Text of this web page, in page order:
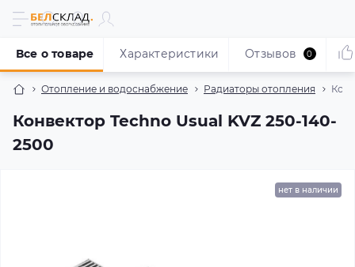
Отопление и водоснабжение Радиаторы отопления
Конвектор Techno Usual KVZ 250-140-
2500
Все о товаре Характеристики Отзывов 0
нет в наличии